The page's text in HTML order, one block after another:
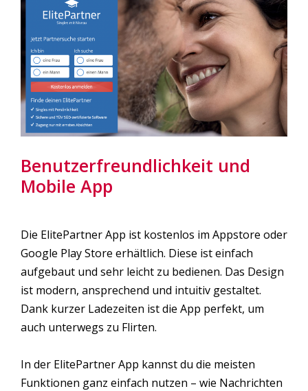
Benutzerfreundlichkeit und
Mobile App
Die ElitePartner App ist kostenlos im Appstore oder
Google Play Store erhältlich. Diese ist einfach
aufgebaut und sehr leicht zu bedienen. Das Design
ist modern, ansprechend und intuitiv gestaltet.
Dank kurzer Ladezeiten ist die App perfekt, um
auch unterwegs zu Flirten.
In der ElitePartner App kannst du die meisten
Funktionen ganz einfach nutzen – wie Nachrichten